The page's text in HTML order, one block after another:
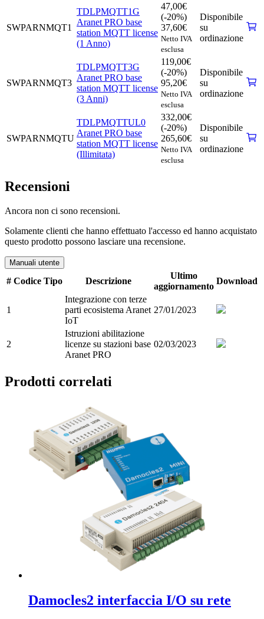
SWPARNMQT1
TDLPMQTT1G
Aranet PRO base
station MQTT license
(1 Anno)
47,00€
(-20%)
37,60€
Netto IVA
esclusa
Disponibile
su
ordinazione
SWPARNMQT3
TDLPMQTT3G
Aranet PRO base
station MQTT license
(3 Anni)
119,00€
(-20%)
95,20€
Netto IVA
esclusa
Disponibile
su
ordinazione
SWPARNMQTU
TDLPMQTTUL0
Aranet PRO base
station MQTT license
(Illimitata)
332,00€
(-20%)
265,60€
Netto IVA
esclusa
Disponibile
su
ordinazione
Recensioni
Ancora non ci sono recensioni.
Solamente clienti che hanno effettuato l'accesso ed hanno acquistato
questo prodotto possono lasciare una recensione.
Manuali utente
# Codice Tipo Descrizione
Ultimo
aggiornamento
Download
1
Integrazione con terze
parti ecosistema Aranet
IoT
27/01/2023
2
Istruzioni abilitazione
licenze su stazioni base
Aranet PRO
02/03/2023
Prodotti correlati
Damocles2 interfaccia I/O su rete